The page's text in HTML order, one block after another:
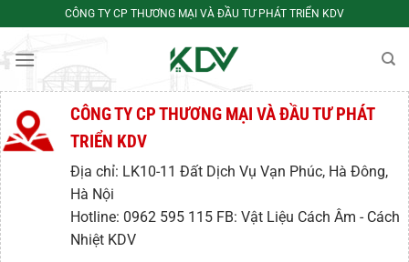
nội
CÔNG TY CP THƯƠNG MẠI VÀ ĐẦU TƯ PHÁT TRIỂN KDV
CÔNG TY CP THƯƠNG MẠI VÀ ĐẦU TƯ PHÁT
TRIỂN KDV
Địa chỉ: LK10-11 Đất Dịch Vụ Vạn Phúc, Hà Đông,
Hà Nội
Hotline: 0962 595 115 FB: Vật Liệu Cách Âm - Cách
Nhiệt KDV